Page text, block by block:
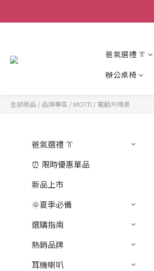
爸氣選禮 👔
辦公桌椅
全部商品 / 品牌專區 / MOTTI / 電動升降桌
爸氣選禮 👔
⏰ 限時優惠單品
新品上市
🌞夏季必備
選購指南
熱銷品牌
耳機喇叭